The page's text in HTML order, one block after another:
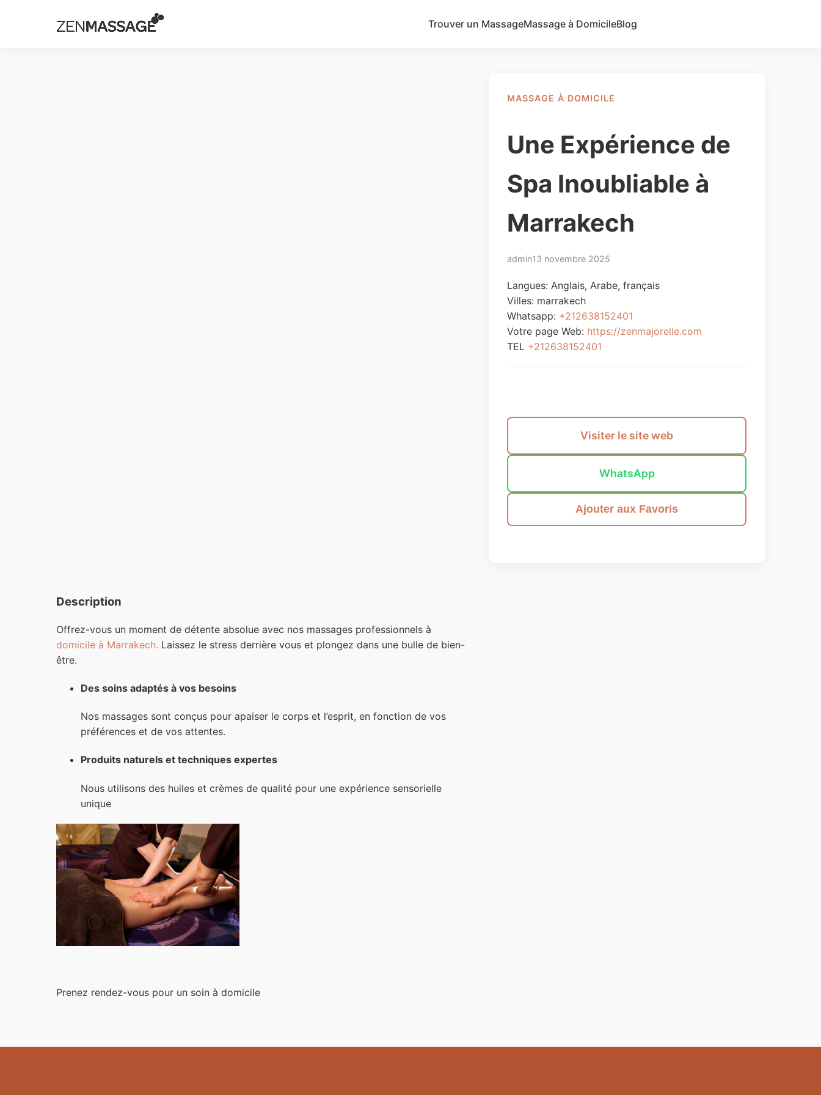
Trouver un MassageMassage à DomicileBlog
MASSAGE À DOMICILE
Une Expérience de
Spa Inoubliable à
Marrakech
admin13 novembre 2025
Langues: Anglais, Arabe, français
Villes: marrakech
Whatsapp: +212638152401
Votre page Web: https://zenmajorelle.com
TEL +212638152401
Visiter le site web
WhatsApp
Ajouter aux Favoris
Description
Offrez-vous un moment de détente absolue avec nos massages professionnels à
domicile à Marrakech. Laissez le stress derrière vous et plongez dans une bulle de bien-
être.
Des soins adaptés à vos besoins
Nos massages sont conçus pour apaiser le corps et l’esprit, en fonction de vos
préférences et de vos attentes.
Produits naturels et techniques expertes
Nous utilisons des huiles et crèmes de qualité pour une expérience sensorielle
unique
Prenez rendez-vous pour un soin à domicile